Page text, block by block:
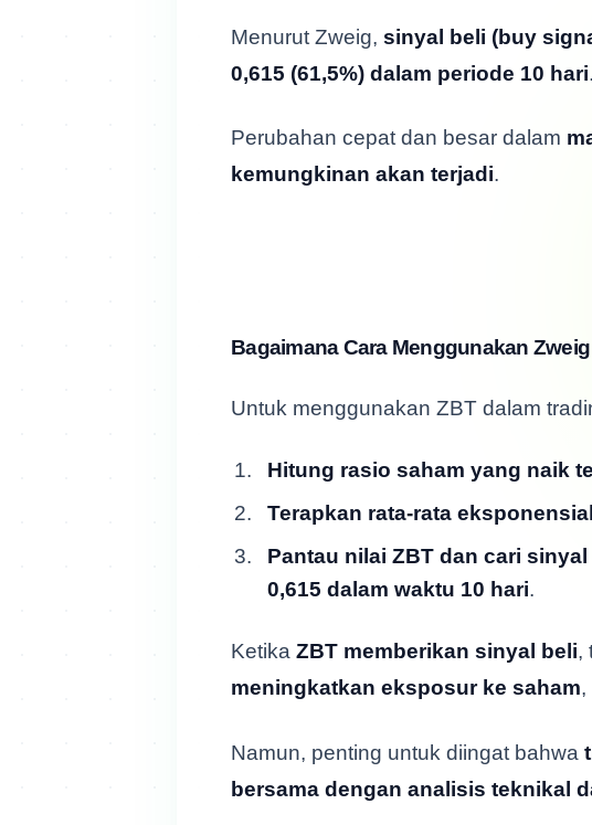
Menurut Zweig, sinyal beli (buy
0,615 (61,5%) dalam periode 10 hari.
Perubahan cepat dan besar dalam
kemungkinan akan terjadi.
Bagaimana Cara Menggunakan
Untuk menggunakan ZBT dalam
Hitung rasio saham yang naik
Terapkan rata-rata
Pantau nilai ZBT dan cari sinyal
0,615 dalam waktu 10 hari.
Ketika ZBT memberikan sinyal beli,
meningkatkan eksposur ke saham,
Namun, penting untuk diingat bahwa
bersama dengan analisis teknikal